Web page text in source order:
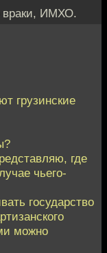
враки, ИМХО.
грузинские
где
чьего-
государство
можно